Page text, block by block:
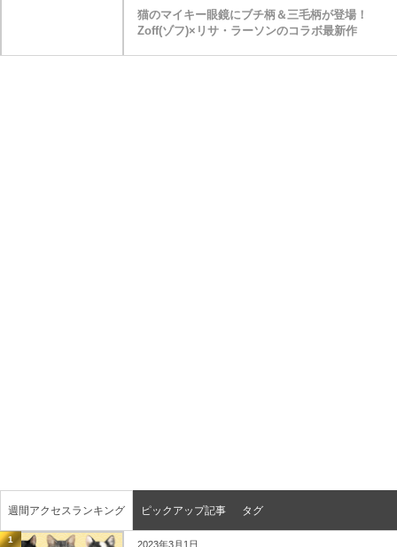
猫のマイキー眼鏡にブチ柄＆三毛柄が登場！
Zoff(ゾフ)×リサ・ラーソンのコラボ最新作
週間アクセスランキング ピックアップ記事 タグ
1 2023年3月1日